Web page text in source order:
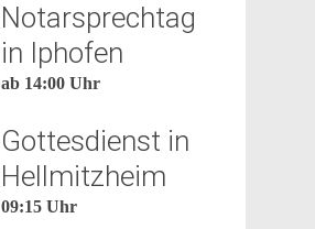
Notarsprechtag
in Iphofen
ab 14:00 Uhr
Gottesdienst in
Hellmitzheim
09:15 Uhr